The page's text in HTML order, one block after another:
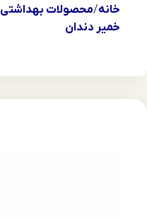
خانه محصولات بهداشتی
خمیر دندان